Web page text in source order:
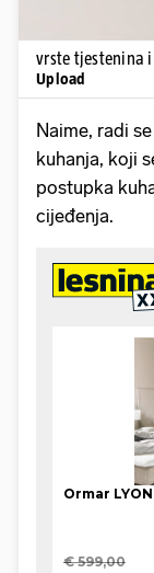
vrste tjestenina
Upload
Naime, radi
kuhanja, koji
postupka
cijeđenja.